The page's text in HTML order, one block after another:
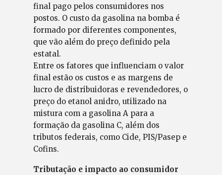
final pago pelos consumidores nos
postos. O custo da gasolina na bomba é
formado por diferentes componentes,
que vão além do preço definido pela
estatal.
Entre os fatores que influenciam o valor
final estão os custos e as margens de
lucro de distribuidoras e revendedores, o
preço do etanol anidro, utilizado na
mistura com a gasolina A para a
formação da gasolina C, além dos
tributos federais, como Cide, PIS/Pasep e
Cofins.
Tributação e impacto ao consumidor